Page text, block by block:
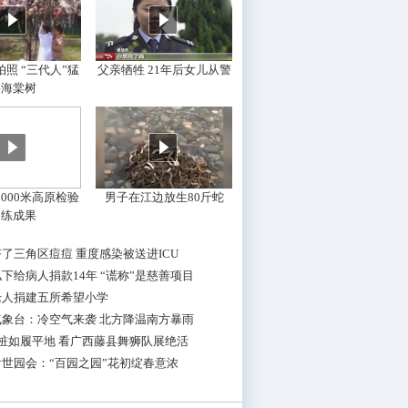
照 “三代人”猛
棠树
父亲牺牲 21年后女儿从警
米高原检验
成果
男子在江边放生80斤蛇
三角区痘痘 重度感染被送进ICU
给病人捐款14年 “谎称”是慈善项目
捐建五所希望小学
台：冷空气来袭 北方降温南方暴雨
如履平地 看广西藤县舞狮队展绝活
园会：“百园之园”花初绽春意浓